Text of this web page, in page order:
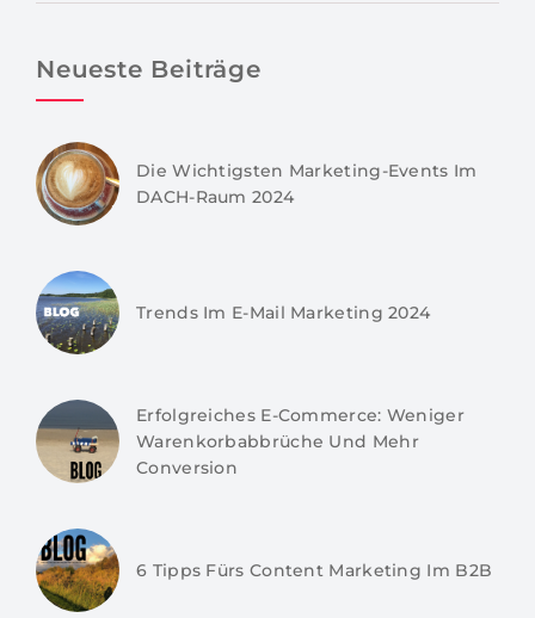
Neueste Beiträge
Die Wichtigsten Marketing-Events Im
DACH-Raum 2024
Trends Im E-Mail Marketing 2024
Erfolgreiches E-Commerce: Weniger
Warenkorbabbrüche Und Mehr
Conversion
6 Tipps Fürs Content Marketing Im B2B